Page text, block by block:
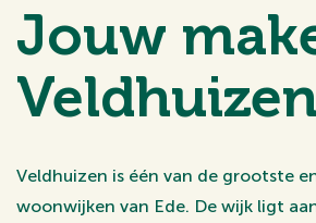
Jouw
Veldhuizen is één van de grootste
woonwijken van Ede. De wijk ligt